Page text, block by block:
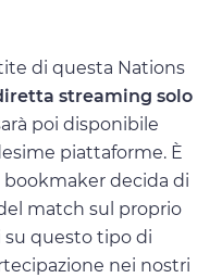
di questa Nations
streaming solo
poi disponibile
piattaforme. È
decida di
match sul proprio
questo tipo di
nei nostri